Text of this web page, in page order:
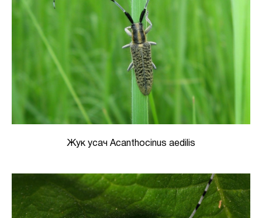
Жук усач Acanthocinus aedilis